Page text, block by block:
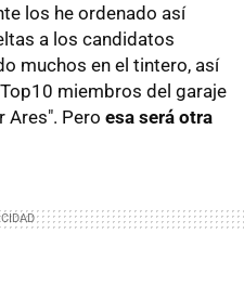
los he ordenado así
a los candidatos
muchos en el tintero, así
miembros del garaje
Ares". Pero esa será otra